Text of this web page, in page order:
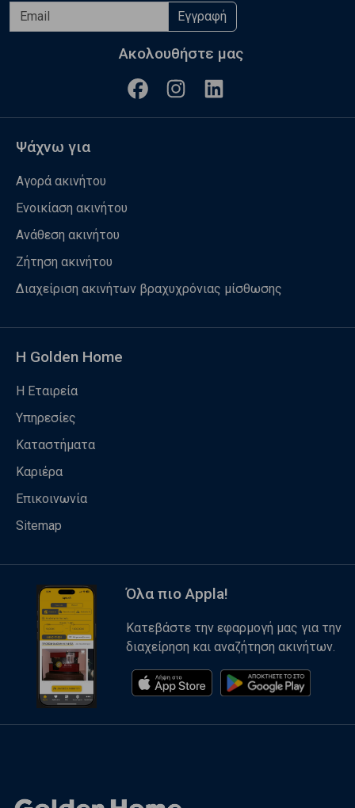
Εγγραφή
Ακολουθήστε μας
Ψάχνω για
Αγορά ακινήτου
Ενοικίαση ακινήτου
Ανάθεση ακινήτου
Ζήτηση ακινήτου
Διαχείριση ακινήτων βραχυχρόνιας μίσθωσης
Η Golden Home
Η Εταιρεία
Υπηρεσίες
Καταστήματα
Καριέρα
Επικοινωνία
Sitemap
Όλα πιο Appla!
Κατεβάστε την εφαρμογή μας για την
διαχείρηση και αναζήτηση ακινήτων.